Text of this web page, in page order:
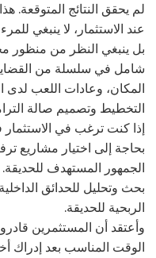
لم يحقق النتائج المتوقعة.
عند الاستثمار، لا ينبغي
بل ينبغي النظر من منظور
شامل في سلسلة من
المكان، وعادات اللعب لدى
التخطيط وتصميم صالة
إذا كنت ترغب في الاستثمار
بحاجة إلى اختيار مشاريع
الجمهور المستهدف
بحث وتحليل للحدائق
الربحية للحديقة.
وأعتقد أن المستثمرين
الوقت المناسب بعد إدراك